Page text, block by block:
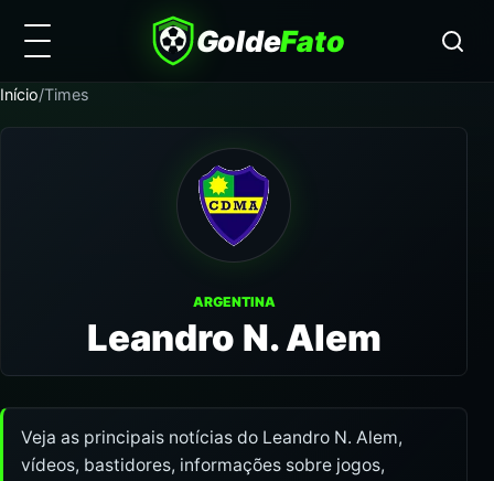
GoldeFato
Início/Times
ARGENTINA
Leandro N. Alem
Veja as principais notícias do Leandro N. Alem,
vídeos, bastidores, informações sobre jogos,